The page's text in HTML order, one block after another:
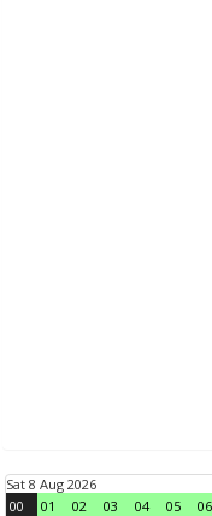
Sat 8 Aug 2026
00
01 02 03 04 05 06